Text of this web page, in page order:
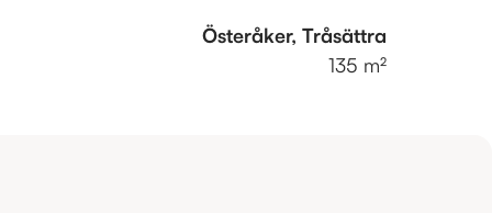
Österåker, Tråsättra
135 m²